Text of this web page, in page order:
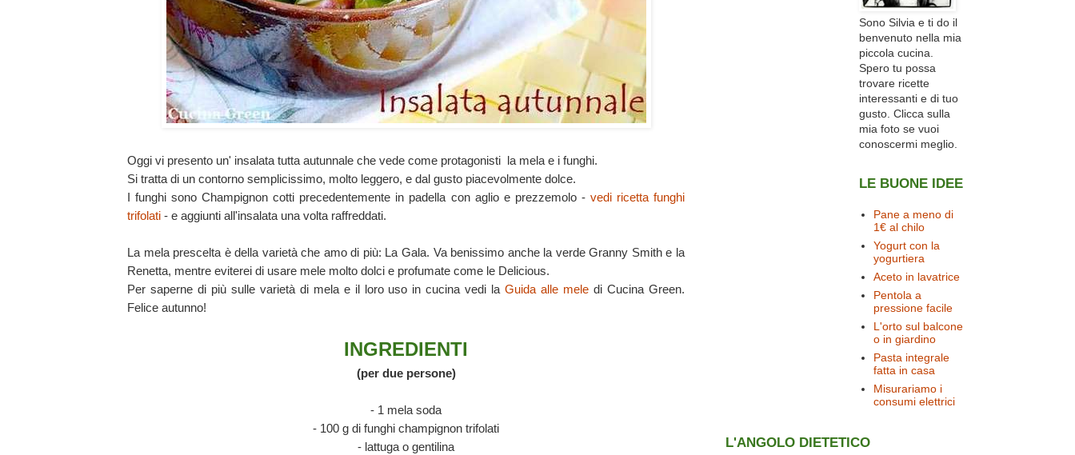
Oggi vi presento un' insalata tutta autunnale che vede come protagonisti la mela e i funghi.
Si tratta di un contorno semplicissimo, molto leggero, e dal gusto piacevolmente dolce.
I funghi sono Champignon cotti precedentemente in padella con aglio e prezzemolo - vedi ricetta funghi
trifolati - e aggiunti all'insalata una volta raffreddati.
La mela prescelta è della varietà che amo di più: La Gala. Va benissimo anche la verde Granny Smith e la
Renetta, mentre eviterei di usare mele molto dolci e profumate come le Delicious.
Per saperne di più sulle varietà di mela e il loro uso in cucina vedi laGuida alle mele di Cucina Green.
Felice autunno!
INGREDIENTI
(per due persone)
- 1 mela soda
- 100 g di funghi champignon trifolati
- lattuga o gentilina
Sono Silvia e ti do il
benvenuto nella mia
piccola cucina.
Spero tu possa
trovare ricette
interessanti e di tuo
gusto. Clicca sulla
mia foto se vuoi
conoscermi meglio.
LE BUONE IDEE
Pane a meno di
1€ al chilo
Yogurt con la
yogurtiera
Aceto in lavatrice
Pentola a
pressione facile
L'orto sul balcone
o in giardino
Pasta integrale
fatta in casa
Misurariamo i
consumi elettrici
L'ANGOLO DIETETICO